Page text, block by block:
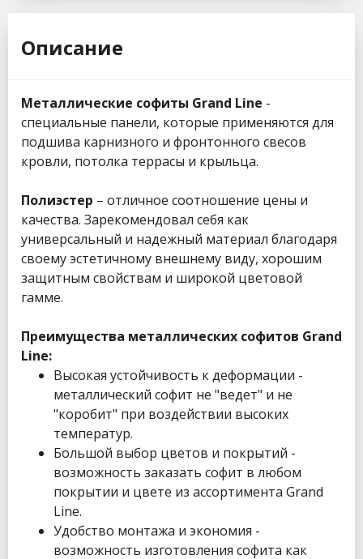
Описание
Металлические софиты Grand Line -
специальные панели, которые применяются для
подшива карнизного и фронтонного свесов
кровли, потолка террасы и крыльца.
Полиэстер – отличное соотношение цены и
качества. Зарекомендовал себя как
универсальный и надежный материал благодаря
своему эстетичному внешнему виду, хорошим
защитным свойствам и широкой цветовой
гамме.
Преимущества металлических софитов Grand
Line:
Высокая устойчивость к деформации -
металлический софит не "ведет" и не
"коробит" при воздействии высоких
температур.
Большой выбор цветов и покрытий -
возможность заказать софит в любом
покрытии и цвете из ассортимента Grand
Line.
Удобство монтажа и экономия -
возможность изготовления софита как